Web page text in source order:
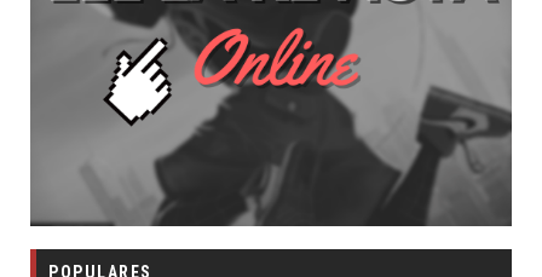
POPULARES